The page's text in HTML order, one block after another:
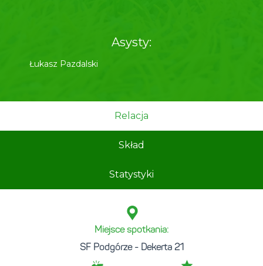
Asysty:
Łukasz Pazdalski
Relacja
Skład
Statystyki
Miejsce spotkania:
SF Podgórze - Dekerta 21